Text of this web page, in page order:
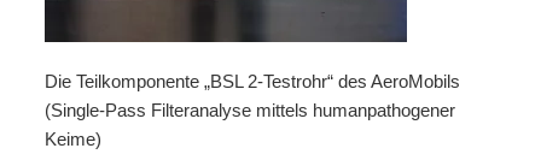
Die Teilkomponente „BSL 2-Testrohr“ des AeroMobils
(Single-Pass Filteranalyse mittels humanpathogener
Keime)